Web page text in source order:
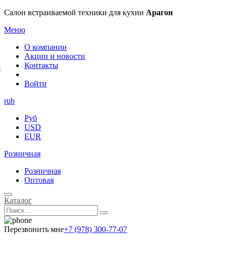
Салон встраиваемой техники для кухни Арагон
Меню
О компании
Акции и новости
Контакты
Войти
rub
Руб
USD
EUR
Розничная
Розничная
Оптовая
Каталог
Перезвонить мне+7 (978) 300-77-07